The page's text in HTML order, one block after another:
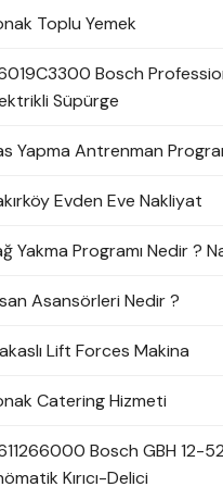
Toplu Yemek
Bosch
Süpürge
Yapma Antrenman
Evden Eve Nakliyat
Yakma Programı Nedir ?
Asansörleri Nedir ?
Lift Forces Makina
Catering Hizmeti
Bosch GBH 12-
Kırıcı-Delici